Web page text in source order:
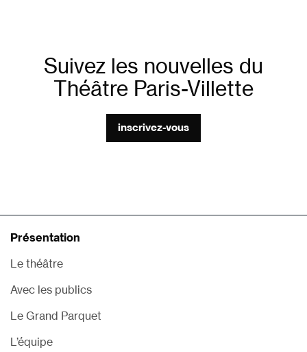
Suivez les nouvelles du
Théâtre Paris-Villette
inscrivez-vous
Présentation
Le théâtre
Avec les publics
Le Grand Parquet
L’équipe